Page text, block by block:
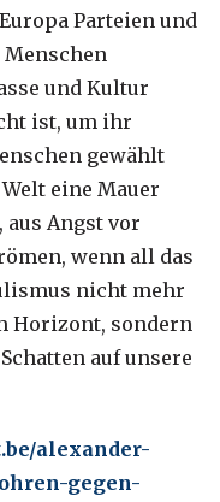
Parteien und
und Kultur
ist, um ihr
gewählt
eine Mauer
Angst vor
wenn all das
nicht mehr
Horizont, sondern
auf unsere
alexander-
gegen-